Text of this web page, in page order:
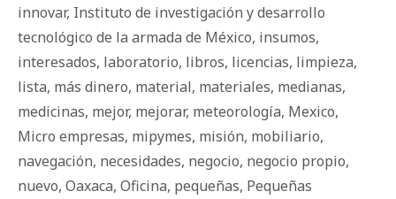
innovar, Instituto de investigación y desarrollo
tecnológico de la armada de México, insumos,
interesados, laboratorio, libros, licencias, limpieza,
lista, más dinero, material, materiales, medianas,
medicinas, mejor, mejorar, meteorología, Mexico,
Micro empresas, mipymes, misión, mobiliario,
navegación, necesidades, negocio, negocio propio,
nuevo, Oaxaca, Oficina, pequeñas, Pequeñas